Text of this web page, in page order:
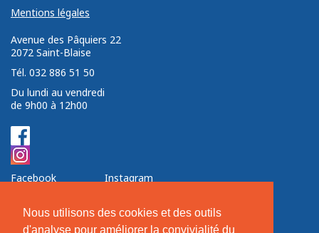
Nous utilisons des cookies et des outils
d'analyse pour améliorer la convivialité du
Mentions légales
Avenue des Pâquiers 22 ­ ­
2072 Saint-Blaise ­ ­ ­
Tél. 032 886 51 50
Du lundi au vendredi
de 9h00 à 12h00
Facebook
Instagram